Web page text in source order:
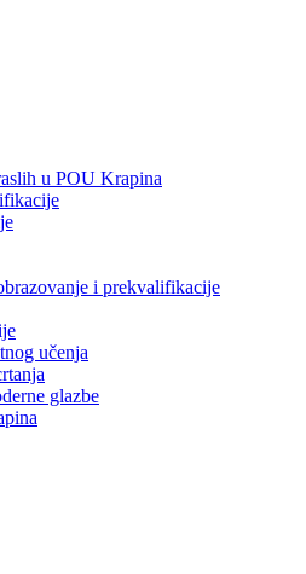
u POU Krapina
i prekvalifikacije
učenja
glazbe